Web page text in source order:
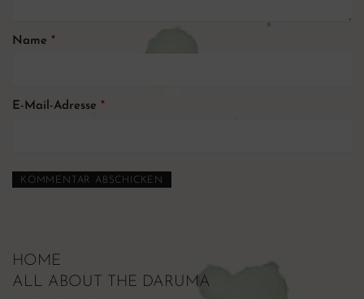
Name *
E-Mail-Adresse *
HOME
ALL ABOUT THE DARUMA